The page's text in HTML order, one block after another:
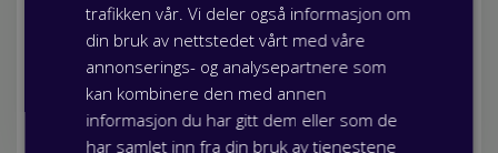
Fagbrev.io gjør lærlingtiden enklere
03 juni 2026
Visste du at som lærling har du mulighet til å benytte deg
av Fagbrev.io, en nettbasert plattform som samler all
nødvendig info om din lærlingtid? Les mer her.
trafikken vår. Vi deler også informasjon om
din bruk av nettstedet vårt med våre
annonserings- og analysepartnere som
kan kombinere den med annen
informasjon du har gitt dem eller som de
har samlet inn fra din bruk av tjenestene